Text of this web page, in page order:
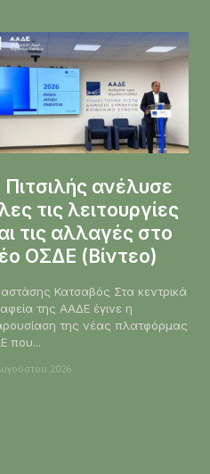
ανέλυσε
τις λειτουργίες
τις αλλαγές στο
ΟΣΔΕ (Βίντεο)
Κατσαβός Στα κεντρικά
της ΑΑΔΕ έγινε η
της νέας πλατφόρμας
που...
2026